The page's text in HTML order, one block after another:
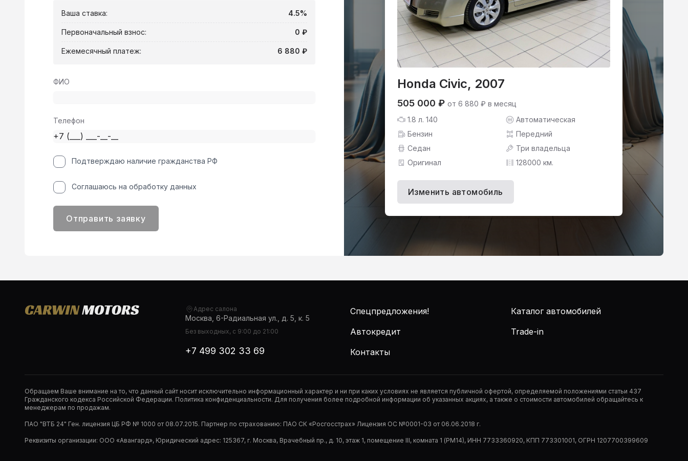
Honda Civic, 2007
505 000 ₽ от 6 880 ₽ в месяц
1.8 л. 140
Автоматическая
Бензин
Передний
Седан
Три владельца
Оригинал
128000 км.
Изменить автомобиль
Ваша ставка: 4.5%
Первоначальный взнос: 0 ₽
Ежемесячный платеж: 6 880 ₽
ФИО
Телефон
Подтверждаю наличие гражданства РФ
Соглашаюсь на обработку данных
Отправить заявку
Адрес салона
Москва, 6-Радиальная ул., д. 5, к. 5
Без выходных, с 9:00 до 21:00
+7 499 302 33 69
Спецпредложения!
Каталог автомобилей
Автокредит
Trade-in
Контакты
Обращаем Ваше внимание на то, что данный сайт носит исключительно информационный характер и ни при каких условиях не является публичной офертой, определяемой положениями статьи 437
Гражданского кодекса Российской Федерации. Политика конфиденциальности. Для получения более подробной информации об указанных акциях, а также о стоимости автомобилей обращайтесь к
менеджерам по продажам.
ПАО "ВТБ 24" Ген. лицензия ЦБ РФ № 1000 от 08.07.2015. Партнер по страхованию: ПАО СК «Росгосстрах» Лицензия ОС №0001-03 от 06.06.2018 г.
Реквизиты организации: ООО «Авангард», Юридический адрес: 125367, г. Москва, Врачебный пр., д. 10, этаж 1, помещение III, комната 1 (РМ14), ИНН 7733360920, КПП 773301001, ОГРН 1207700399609